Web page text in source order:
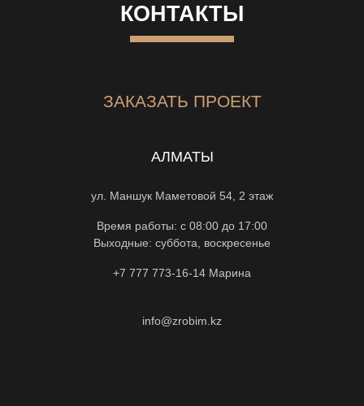
КОНТАКТЫ
ЗАКАЗАТЬ ПРОЕКТ
АЛМАТЫ
ул. Маншук Маметовой 54, 2 этаж
Время работы: с 08:00 до 17:00
Выходные: суббота, воскресенье
+7 777 773-16-14 Марина
info@zrobim.kz